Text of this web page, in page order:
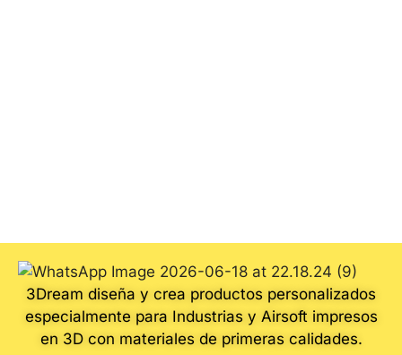
3Dream diseña y crea productos personalizados
especialmente para Industrias y Airsoft impresos
en 3D con materiales de primeras calidades.